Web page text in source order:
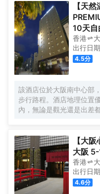
特色服務/設施包括快速入
務。 有 276 間客房提供
到家的舒適。您的卧床備
費有線和無線上網，方便
道，可滿足您的娛樂需求
泡浴缸和免費洗浴用品。
【天
10天自
香港
出行日
4.5分
該酒店位於大阪南中心部
步行路程。酒店地理位置
內，無論是觀光還是出差
等設施，提供乾洗服務、
客房典雅舒適，房內配備
設施，能在不經意間給您
徉於温泉中，放鬆身心，
品質的服務，讓您享受貴
將更加舒適暢快。 酒店從
【大
大阪
香港
出行日
4.6分